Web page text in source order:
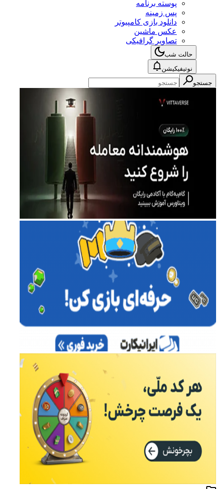
پوسته برنامه
پس زمینه
دانلود بازی کامپیوتر
عکس ماشین
تصاویر گرافیکی
حالت شب
نوتیفیکیشن
جستجو